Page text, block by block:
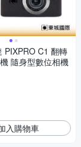
PIXPRO C1 翻轉
隨身型數位相機
入購物車